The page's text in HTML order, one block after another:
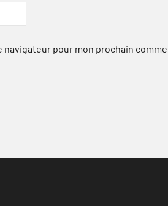
pour mon prochain